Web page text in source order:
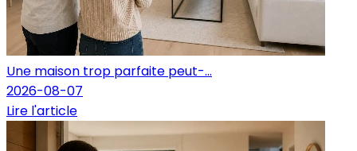
Une maison trop parfaite peut-...
2026-08-07
Lire l'article